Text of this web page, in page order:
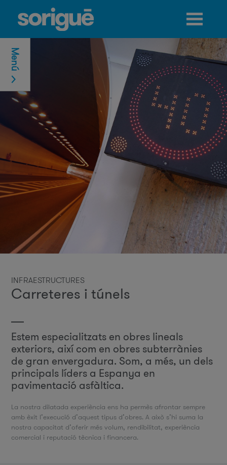
Jump to navigation
INFRAESTRUCTURES
Carreteres i túnels
Estem especialitzats en obres lineals
exteriors, així com en obres subterrànies
de gran envergadura. Som, a més, un dels
principals líders a Espanya en
pavimentació asfàltica.
La nostra dilatada experiència ens ha permès afrontar sempre
amb èxit l’execució d’aquest tipus d’obres. A això s’hi suma la
nostra capacitat d’oferir més volum, rendibilitat, experiència
comercial i reputació tècnica i financera.
Menú